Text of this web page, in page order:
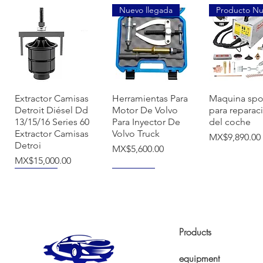
Quick View
Extractor Camisas
Detroit Diésel Dd
13/15/16 Series 60
Extractor Camisas
Detroi
Price
MX$15,000.00
Quick View
Nuevo llegada
Herramientas Para
Motor De Volvo
Para Inyector De
Volvo Truck
Price
MX$5,600.00
Quick
Producto
Maquina
para
del coche
Price
MX$9,890.00
Products
equipment